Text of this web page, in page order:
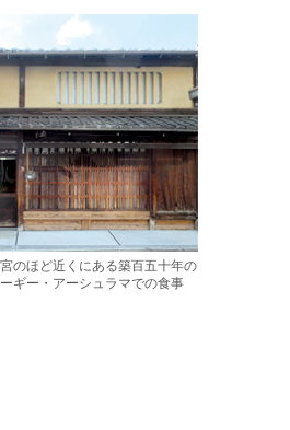
のほど近くにある築百五十年の
ギー・アーシュラマでの食事